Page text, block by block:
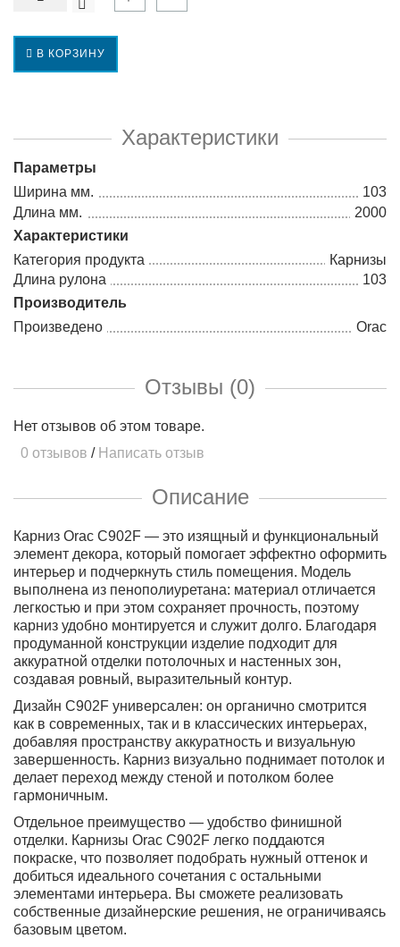
В КОРЗИНУ
Характеристики
Параметры
Ширина мм.
103
Длина мм.
2000
Характеристики
Категория продукта
Карнизы
Длина рулона
103
Производитель
Произведено
Orac
Отзывы (0)
Нет отзывов об этом товаре.
0 отзывов / Написать отзыв
Описание
Карниз Orac C902F — это изящный и функциональный
элемент декора, который помогает эффектно оформить
интерьер и подчеркнуть стиль помещения. Модель
выполнена из пенополиуретана: материал отличается
легкостью и при этом сохраняет прочность, поэтому
карниз удобно монтируется и служит долго. Благодаря
продуманной конструкции изделие подходит для
аккуратной отделки потолочных и настенных зон,
создавая ровный, выразительный контур.
Дизайн C902F универсален: он органично смотрится
как в современных, так и в классических интерьерах,
добавляя пространству аккуратность и визуальную
завершенность. Карниз визуально поднимает потолок и
делает переход между стеной и потолком более
гармоничным.
Отдельное преимущество — удобство финишной
отделки. Карнизы Orac C902F легко поддаются
покраске, что позволяет подобрать нужный оттенок и
добиться идеального сочетания с остальными
элементами интерьера. Вы сможете реализовать
собственные дизайнерские решения, не ограничиваясь
базовым цветом.